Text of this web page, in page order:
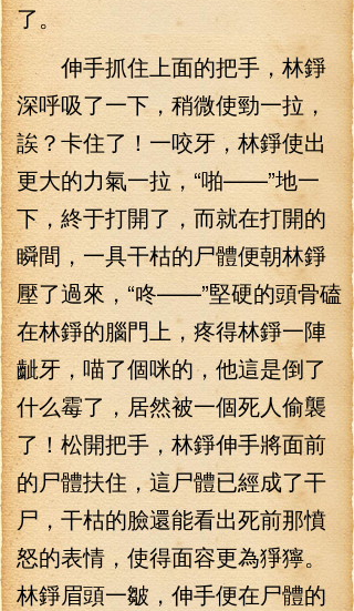
了。
伸手抓住上面的把手，林錚
深呼吸了一下，稍微使勁一拉，
誒？卡住了！一咬牙，林錚使出
更大的力氣一拉，“啪——”地一
下，終于打開了，而就在打開的
瞬間，一具干枯的尸體便朝林錚
壓了過來，“咚——”堅硬的頭骨磕
在林錚的腦門上，疼得林錚一陣
齜牙，喵了個咪的，他這是倒了
什么霉了，居然被一個死人偷襲
了！松開把手，林錚伸手將面前
的尸體扶住，這尸體已經成了干
尸，干枯的臉還能看出死前那憤
怒的表情，使得面容更為猙獰。
林錚眉頭一皺，伸手便在尸體的